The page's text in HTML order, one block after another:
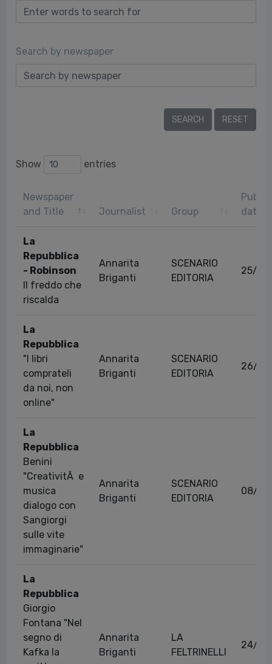
Search by newspaper
Show entries
Newspaper
and Title
Journalist Group
date
La
Repubblica
- Robinson
Il freddo che
riscalda
Annarita
Briganti
SCENARIO
EDITORIA
25/
La
Repubblica
"I libri
comprateli
da noi, non
online"
Annarita
Briganti
SCENARIO
EDITORIA
26/
La
Repubblica
Benini
"CreativitÃ e
musica
dialogo con
Sangiorgi
sulle vite
immaginarie"
Annarita
Briganti
SCENARIO
EDITORIA
08/
La
Repubblica
Giorgio
Fontana "Nel
segno di
Kafka la
Annarita
Briganti
LA
FELTRINELLI
24/